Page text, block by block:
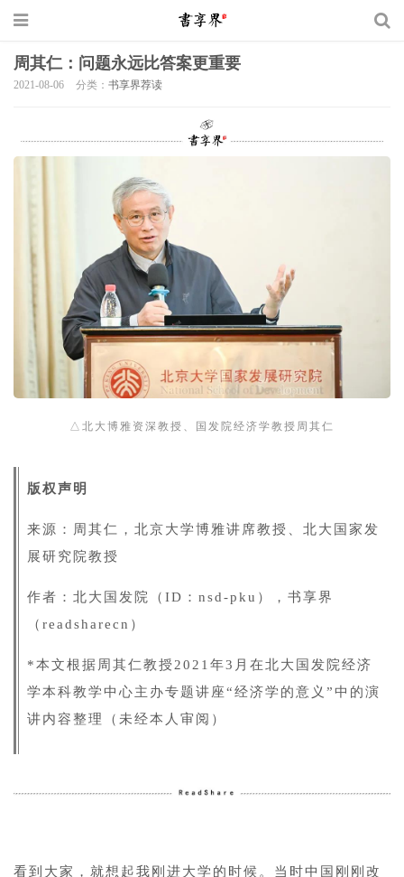
周其仁：问题永远比答案更重要
2021-08-06 分类： 书享界荐读
△北大博雅资深教授、国发院经济学教授周其仁
版权声明
来源：周其仁，北京大学博雅讲席教授、北大国家发
展研究院教授
作者：北大国发院（ID：nsd-pku），书享界
（readsharecn）
*本文根据 周其仁教授2021年3月在北大国发院经济
学本科教学中心主办专题讲座“经济学的意义”中的演
讲内容整理（未经本人审阅）
看到大家，就想起我刚进大学的时候。当时中国刚刚改